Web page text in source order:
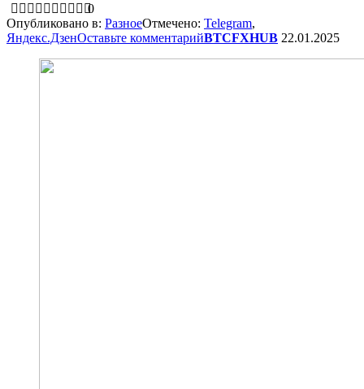
0
Опубликовано в: РазноеОтмечено: Telegram,
Яндекс.ДзенОставьте комментарийBTCFXHUB 22.01.2025